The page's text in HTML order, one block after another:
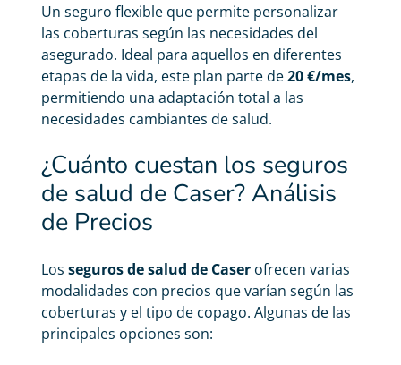
Un seguro flexible que permite personalizar
las coberturas según las necesidades del
asegurado. Ideal para aquellos en diferentes
etapas de la vida, este plan parte de20 €/mes,
permitiendo una adaptación total a las
necesidades cambiantes de salud.
¿Cuánto cuestan los seguros
de salud de Caser? Análisis
de Precios
Los seguros de salud de Caser ofrecen varias
modalidades con precios que varían según las
coberturas y el tipo de copago. Algunas de las
principales opciones son: